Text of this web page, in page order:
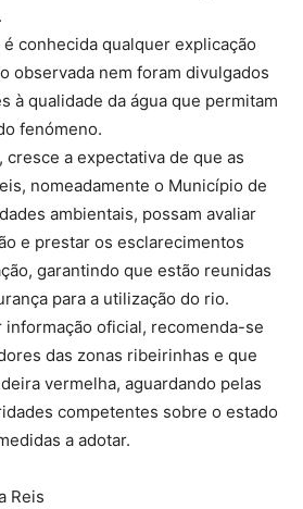
conhecida qualquer explicação
observada nem foram divulgados
à qualidade da água que permitam
fenómeno.
a expectativa de que as
nomeadamente o Município de
ambientais, possam avaliar
e prestar os esclarecimentos
garantindo que estão reunidas
para a utilização do rio.
informação oficial, recomenda-se
das zonas ribeirinhas e que
vermelha, aguardando pelas
competentes sobre o estado
a adotar.
Reis